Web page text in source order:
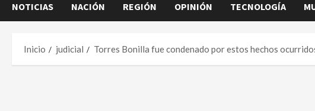
NOTICIAS NACIÓN REGIÓN OPINIÓN TECNOLOGÍA
Inicio judicial Torres Bonilla fue condenado por estos hechos